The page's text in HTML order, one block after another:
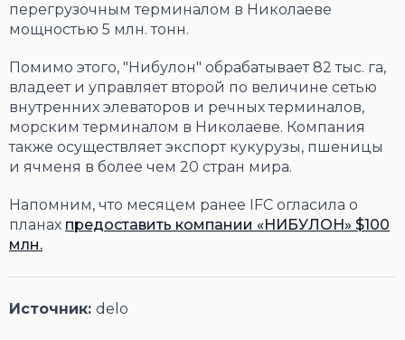
перегрузочным терминалом в Николаеве
мощностью 5 млн. тонн.
Помимо этого, "Нибулон" обрабатывает 82 тыс. га,
владеет и управляет второй по величине сетью
внутренних элеваторов и речных терминалов,
морским терминалом в Николаеве. Компания
также осуществляет экспорт кукурузы, пшеницы
и ячменя в более чем 20 стран мира.
Напомним, что месяцем ранее IFC огласила о
планах предоставить компании «НИБУЛОН» $100
млн.
Источник: delo